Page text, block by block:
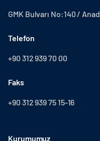
GMK Bulvarı No:140 /
Telefon
+90 312 939 70 00
Faks
+90 312 939 75 15-16
Kurumumuz